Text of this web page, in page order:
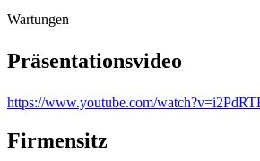
Wartungen
Präsentationsvideo
https://www.youtube.com/
Firmensitz